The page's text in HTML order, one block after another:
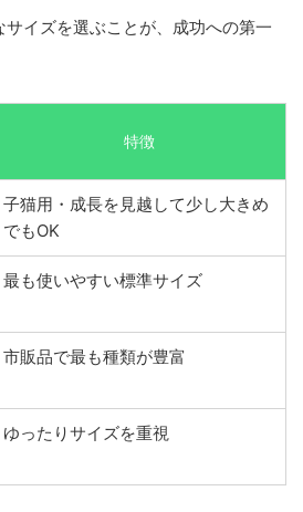
イズを選ぶことが、成功への第一
特徴
子猫用・成長を見越して少し大きめ
でもOK
最も使いやすい標準サイズ
市販品で最も種類が豊富
ゆったりサイズを重視